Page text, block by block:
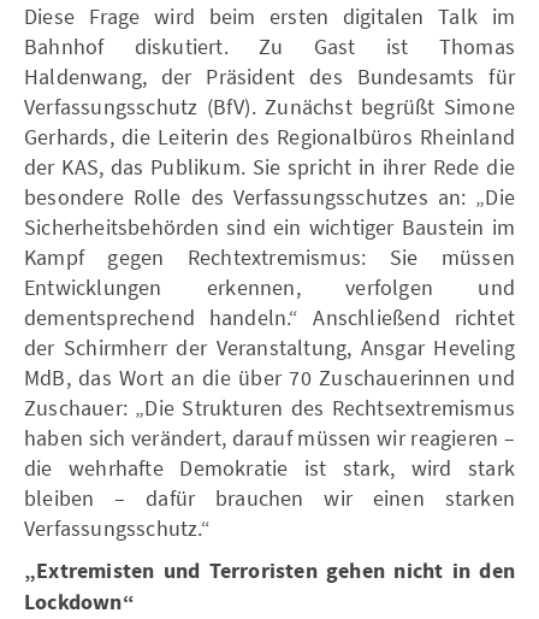
Diese Frage wird beim ersten digitalen Talk im
Bahnhof diskutiert. Zu Gast ist Thomas
Haldenwang, der Präsident des Bundesamts für
Verfassungsschutz (BfV). Zunächst begrüßt Simone
Gerhards, die Leiterin des Regionalbüros Rheinland
der KAS, das Publikum. Sie spricht in ihrer Rede die
besondere Rolle des Verfassungsschutzes an: „Die
Sicherheitsbehörden sind ein wichtiger Baustein im
Kampf gegen Rechtextremismus: Sie müssen
Entwicklungen erkennen, verfolgen und
dementsprechend handeln.“ Anschließend richtet
der Schirmherr der Veranstaltung, Ansgar Heveling
MdB, das Wort an die über 70 Zuschauerinnen und
Zuschauer: „Die Strukturen des Rechtsextremismus
haben sich verändert, darauf müssen wir reagieren –
die wehrhafte Demokratie ist stark, wird stark
bleiben – dafür brauchen wir einen starken
Verfassungsschutz.“
„Extremisten und Terroristen gehen nicht in den
Lockdown“